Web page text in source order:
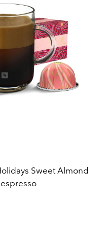
Sweet Almond